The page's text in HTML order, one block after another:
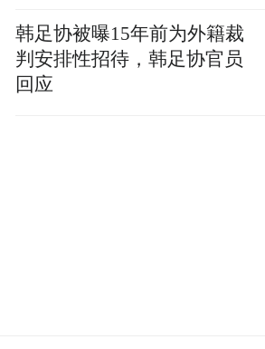
韩足协被曝15年前为外籍裁
判安排性招待，韩足协官员
回应